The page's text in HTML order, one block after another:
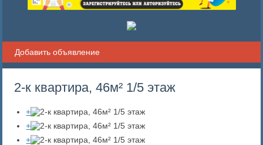
Добавить объявление
2-к квартира, 46м² 1/5 этаж
+
+
+